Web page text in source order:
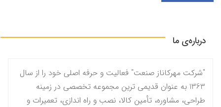
درباره‌ی ما
"شرکت مهرکاناز صنعت" فعالیت و حرفه اصلی خود را از سال
1363 به عنوان قدیمی ترین مجموعه تخصصی در زمینه
طراحی، مشاوره، تأمین کالا، نصب و راه اندازی، تعمیرات و